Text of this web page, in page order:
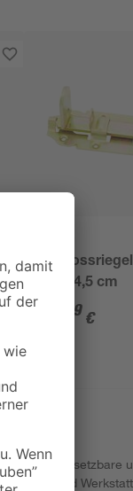
10 x 4,5 cm
59 €
einsetzbare
und